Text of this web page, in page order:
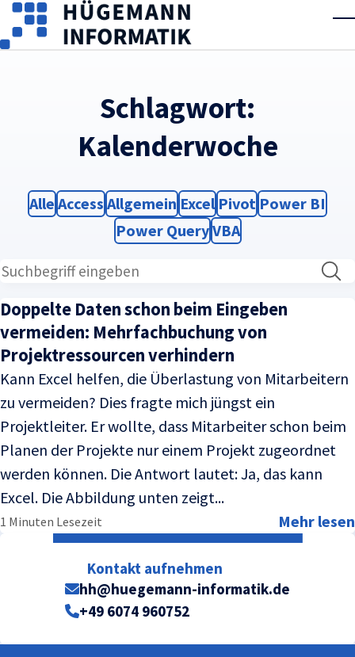
Skip to main content
Schlagwort:
Kalenderwoche
Filter
Alle Filter
Access Filter
Allgemein Filter
Excel Filter
Pivot Filter
Power BI
Filter
Power QueryFilter
VBA
Doppelte Daten schon beim Eingeben
vermeiden: Mehrfachbuchung von
Projektressourcen verhindern
Kann Excel helfen, die Überlastung von Mitarbeitern
zu vermeiden? Dies fragte mich jüngst ein
Projektleiter. Er wollte, dass Mitarbeiter schon beim
Planen der Projekte nur einem Projekt zugeordnet
werden können. Die Antwort lautet: Ja, das kann
Excel. Die Abbildung unten zeigt...
1 Minuten Lesezeit Mehr lesen
Kontakt aufnehmen
hh@huegemann-informatik.de
+49 6074 960752